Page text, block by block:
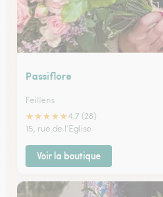
Passiflore
Feillens
★★★★★4.7 (28)
15, rue de l'Eglise
Voir la boutique